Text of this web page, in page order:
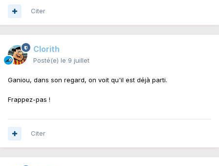
Citer
Clorith
Posté(e) le 9 juillet
Ganiou, dans son regard, on voit qu'il est déjà parti.
Frappez-pas !
Citer